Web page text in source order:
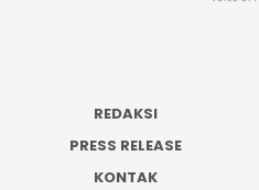
REDAKSI
PRESS RELEASE
KONTAK